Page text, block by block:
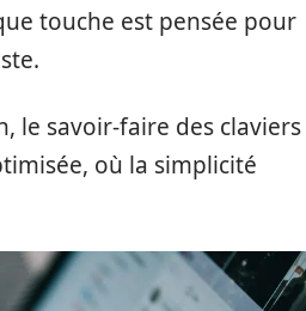
touche est pensée pour
le savoir-faire des claviers
où la simplicité